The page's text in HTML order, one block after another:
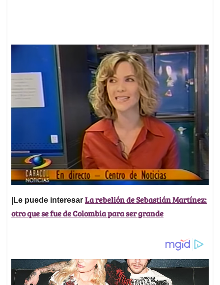
|Le puede interesar La rebelión de Sebastián Martínez:
otro que se fue de Colombia para ser grande